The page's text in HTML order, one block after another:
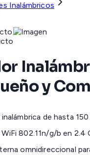
Inalámbricos
y
de hasta
802.11n/g/b en 2.4
omnidireccional